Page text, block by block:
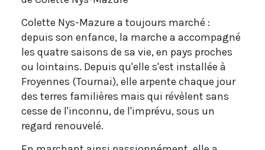
Colette Nys-Mazure a toujours marché :
depuis son enfance, la marche a accompagné
les quatre saisons de sa vie, en pays proches
ou lointains. Depuis qu'elle s'est installée à
Froyennes (Tournai), elle arpente chaque jour
des terres familières mais qui révèlent sans
cesse de l'inconnu, de l'imprévu, sous un
regard renouvelé.